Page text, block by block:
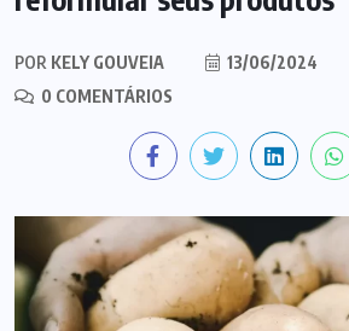
POR KELY GOUVEIA
13/06/2024
0 COMENTÁRIOS